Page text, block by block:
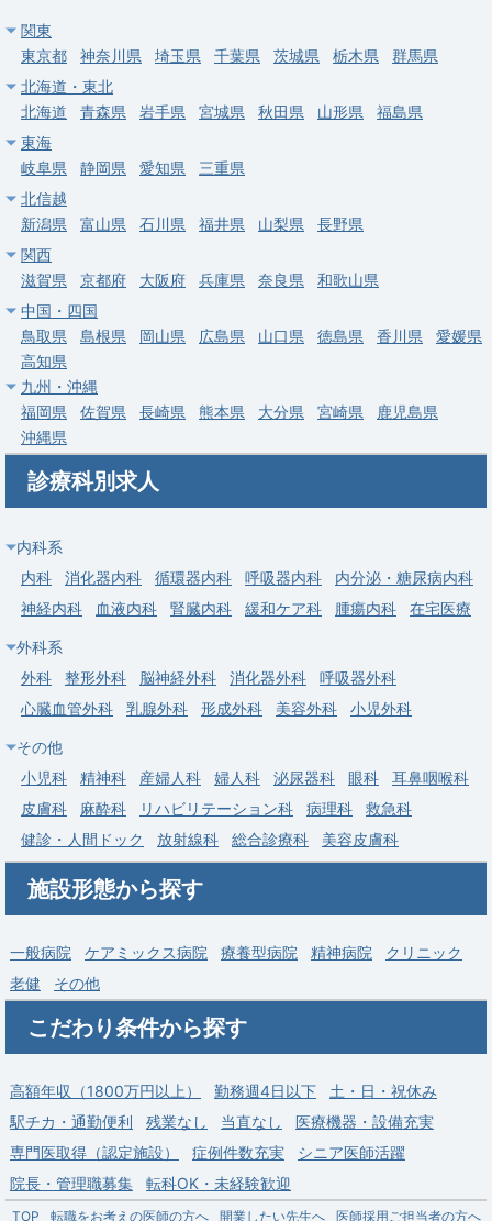
常勤
【埼玉県吉川市】訪問診療｜週4日～・当直なし・施設メイン・
年収1,200万円～
求人病院名
医療法人社団協友会 吉川中央総合病院
募集科目
給与 年収 1,200万円 ～ 1,400万円
常勤
【所沢市】訪問診療・施設往診／年俸1,440万円／当直なし・土
日祝休み
求人病院名
募集科目
勤務地 埼玉県 所沢市
埼玉県/吉川市の訪問診療クリニック。常勤医師募集（土日祝休
み・当直オンコールなし）、2026年10月入職、週5日年収
1,800〜2,500万円。
求人病院名
一般社団法人誠創会 吉川院
募集科目
勤務地 埼玉県 吉川市
関東
東京都
神奈川県 埼玉県 千葉県 茨城県 栃木県
群馬県
北海道・東北
北海道
青森県 岩手県 宮城県 秋田県 山形県
福島県
東海
岐阜県
静岡県 愛知県
三重県
北信越
新潟県
富山県 石川県 福井県 山梨県
長野県
関西
滋賀県
京都府 大阪府 兵庫県 奈良県
和歌山県
中国・四国
鳥取県
島根県 岡山県 広島県 山口県 徳島県 香川県
愛媛県
高知県
九州・沖縄
福岡県
佐賀県 長崎県 熊本県 大分県 宮崎県
鹿児島県
沖縄県
診療科別求人
内科系
内科
消化器内科 循環器内科 呼吸器内科
内分泌・糖尿病内科
神経内科
血液内科 腎臓内科 緩和ケア科 腫瘍内科 在宅医療
外科系
外科
整形外科 脳神経外科 消化器外科
呼吸器外科
心臓血管外科
乳腺外科 形成外科 美容外科 小児外科
その他
小児科
精神科 産婦人科 婦人科 泌尿器科 眼科
耳鼻咽喉科
皮膚科
麻酔科 リハビリテーション科 病理科
救急科
健診・人間ドック
放射線科 総合診療科 美容皮膚科
施設形態から探す
一般病院 ケアミックス病院 療養型病院 精神病院
クリニック
老健
その他
こだわり条件から探す
高額年収（1800万円以上） 勤務週4日以下
土・日・祝休み
駅チカ・通勤便利
残業なし 当直なし
医療機器・設備充実
専門医取得（認定施設）
症例件数充実
シニア医師活躍
院長・管理職募集
転科OK・未経験歓迎
TOP 転職をお考えの医師の方へ 開業したい先生へ 医師採用ご担当者の方へ